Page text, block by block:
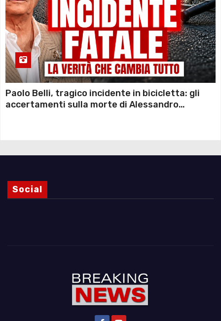
Paolo Belli, tragico incidente in bicicletta: gli
accertamenti sulla morte di Alessandro
Social